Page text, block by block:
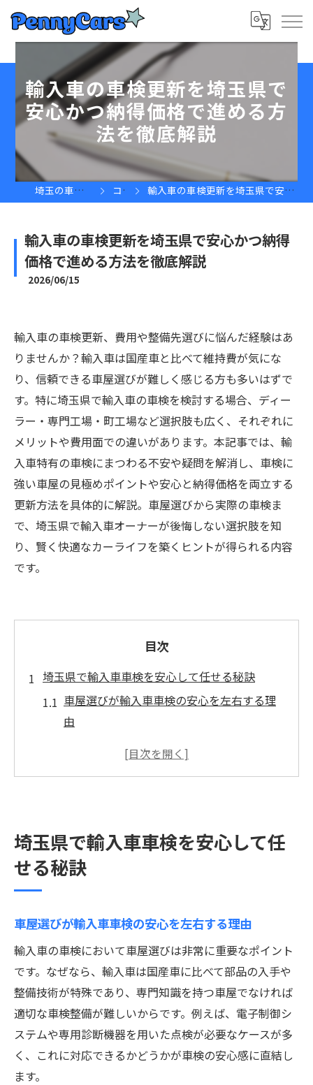
輸入車の車検更新を埼玉県で
安心かつ納得価格で進める方
法を徹底解説
埼玉の車屋ならPennyCars コラム 輸入車の車検更新を埼玉県で安心かつ納得価格で進める方法を徹底解説
輸入車の車検更新を埼玉県で安心かつ納得
価格で進める方法を徹底解説
2026/06/15
輸入車の車検更新、費用や整備先選びに悩んだ経験はあ
りませんか？輸入車は国産車と比べて維持費が気にな
り、信頼できる車屋選びが難しく感じる方も多いはずで
す。特に埼玉県で輸入車の車検を検討する場合、ディー
ラー・専門工場・町工場など選択肢も広く、それぞれに
メリットや費用面での違いがあります。本記事では、輸
入車特有の車検にまつわる不安や疑問を解消し、車検に
強い車屋の見極めポイントや安心と納得価格を両立する
更新方法を具体的に解説。車屋選びから実際の車検ま
で、埼玉県で輸入車オーナーが後悔しない選択肢を知
り、賢く快適なカーライフを築くヒントが得られる内容
です。
目次
埼玉県で輸入車車検を安心して任せる秘訣
車屋選びが輸入車車検の安心を左右する理
由
輸入車車検で重視したい信頼できる車屋の
輸入車専門の車屋を見極めるポイントを解
説
車屋選びで失敗しない輸入車の車検更新術
車検対応力が高い車屋とそうでない店の違
い
輸入車車検で信頼される車屋のアフター対
応
埼玉県で評判の輸入車車検対応車屋の特徴
車屋選びで注目すべき輸入車車検の実績
車検費用を抑えたい方必見の輸入車対応方法
埼玉県で輸入車車検を安心して任
せる秘訣
車屋選びが輸入車車検の安心を左右する理由
輸入車の車検において車屋選びは非常に重要なポイント
です。なぜなら、輸入車は国産車に比べて部品の入手や
整備技術が特殊であり、専門知識を持つ車屋でなければ
適切な車検整備が難しいからです。例えば、電子制御シ
ステムや専用診断機器を用いた点検が必要なケースが多
く、これに対応できるかどうかが車検の安心感に直結し
ます。